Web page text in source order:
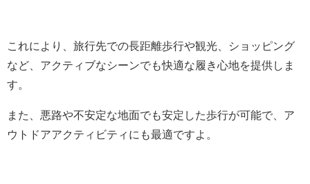
これにより、旅行先での長距離歩行や観光、ショッピング
など、アクティブなシーンでも快適な履き心地を提供しま
す。
また、悪路や不安定な地面でも安定した歩行が可能で、ア
ウトドアアクティビティにも最適ですよ。